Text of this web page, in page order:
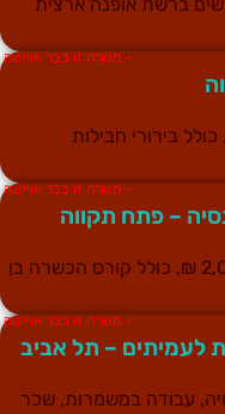
– משרה זו כבר אויישה
בירורי חבילות
– משרה זו כבר אויישה
– פתח תקווה
שכר שעתי של 31.5 ₪ + בונוסים עד 2,000 ₪, כולל קורס הכשרה בן
– משרה זו כבר אויישה
לעמיתים – תל אביב
עבודה במשמרות, שכר